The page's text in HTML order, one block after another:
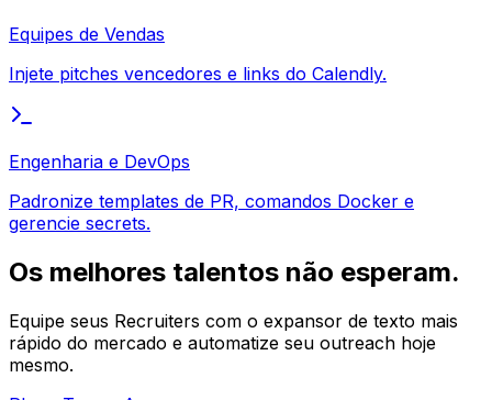
Equipes de Vendas
Injete pitches vencedores e links do Calendly.
Engenharia e DevOps
Padronize templates de PR, comandos Docker e
gerencie secrets.
Os melhores talentos não esperam.
Equipe seus Recruiters com o expansor de texto mais
rápido do mercado e automatize seu outreach hoje
mesmo.